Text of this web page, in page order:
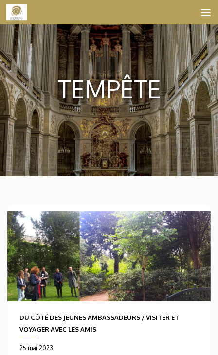
Skip to content
TEMPÊTE
DU CÔTÉ DES JEUNES AMBASSADEURS /VISITER ET
VOYAGER AVEC LES AMIS
25 mai 2023